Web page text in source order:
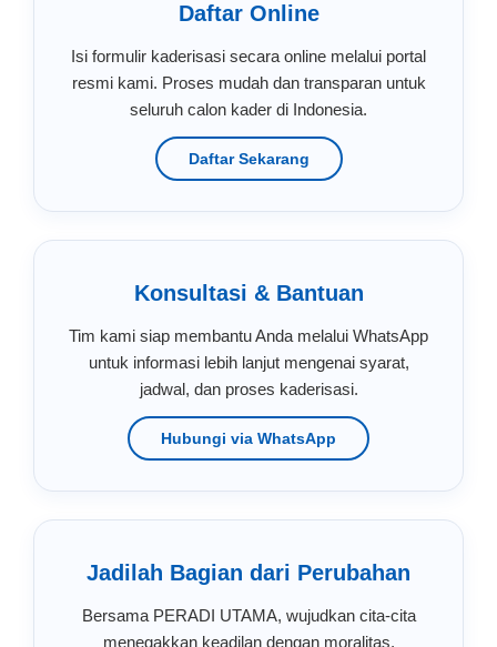
Daftar Online
Isi formulir kaderisasi secara online melalui portal
resmi kami. Proses mudah dan transparan untuk
seluruh calon kader di Indonesia.
Daftar Sekarang
Konsultasi & Bantuan
Tim kami siap membantu Anda melalui WhatsApp
untuk informasi lebih lanjut mengenai syarat,
jadwal, dan proses kaderisasi.
Hubungi via WhatsApp
Jadilah Bagian dari Perubahan
Bersama PERADI UTAMA, wujudkan cita-cita
menegakkan keadilan dengan moralitas,